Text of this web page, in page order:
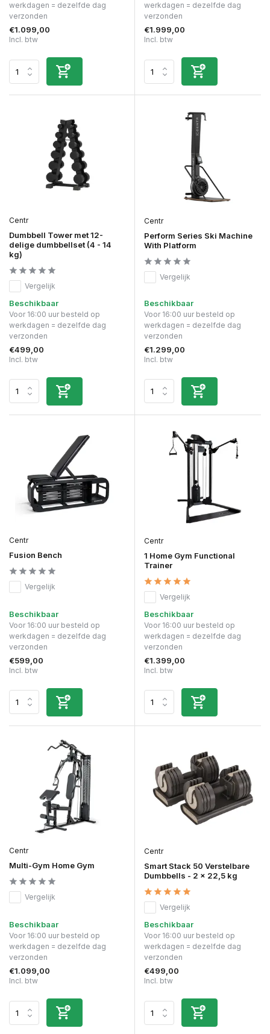
werkdagen = dezelfde dag
verzonden
€1.099,00
Incl. btw
werkdagen = dezelfde dag
verzonden
€1.999,00
Incl. btw
Centr
Dumbbell Tower met 12-
delige dumbbellset (4 - 14
kg)
Vergelijk
Beschikbaar
Voor 16:00 uur besteld op
werkdagen = dezelfde dag
verzonden
€499,00
Incl. btw
Centr
Perform Series Ski Machine
With Platform
Vergelijk
Beschikbaar
Voor 16:00 uur besteld op
werkdagen = dezelfde dag
verzonden
€1.299,00
Incl. btw
Centr
Fusion Bench
Vergelijk
Beschikbaar
Voor 16:00 uur besteld op
werkdagen = dezelfde dag
verzonden
€599,00
Incl. btw
Centr
1 Home Gym Functional
Trainer
Vergelijk
Beschikbaar
Voor 16:00 uur besteld op
werkdagen = dezelfde dag
verzonden
€1.399,00
Incl. btw
Centr
Multi-Gym Home Gym
Vergelijk
Beschikbaar
Voor 16:00 uur besteld op
werkdagen = dezelfde dag
verzonden
€1.099,00
Incl. btw
Centr
Smart Stack 50 Verstelbare
Dumbbells - 2 x 22,5 kg
Vergelijk
Beschikbaar
Voor 16:00 uur besteld op
werkdagen = dezelfde dag
verzonden
€499,00
Incl. btw